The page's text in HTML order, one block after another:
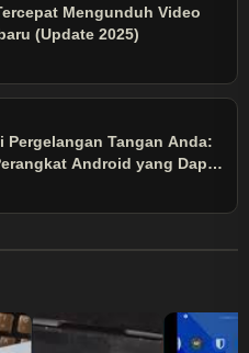
Mengunduh Video
(Update 2025)
Pergelangan Tangan Anda:
Android yang Dapat
Latihan Olahraga